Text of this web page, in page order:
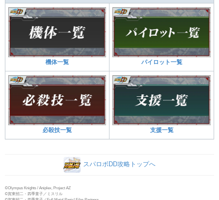
機体一覧 パイロット一覧
必殺技一覧 支援一覧
スパロボDD攻略トップへ
©Olympus Knights / Aniplex, Project AZ
©賀東招二・四季童子／ミスリル